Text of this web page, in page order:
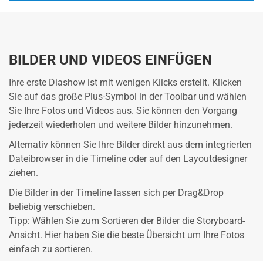
BILDER UND VIDEOS EINFÜGEN
Ihre erste Diashow ist mit wenigen Klicks erstellt. Klicken
Sie auf das große Plus-Symbol in der Toolbar und wählen
Sie Ihre Fotos und Videos aus. Sie können den Vorgang
jederzeit wiederholen und weitere Bilder hinzunehmen.
Alternativ können Sie Ihre Bilder direkt aus dem integrierten
Dateibrowser in die Timeline oder auf den Layoutdesigner
ziehen.
Die Bilder in der Timeline lassen sich per Drag&Drop
beliebig verschieben.
Tipp: Wählen Sie zum Sortieren der Bilder die Storyboard-
Ansicht. Hier haben Sie die beste Übersicht um Ihre Fotos
einfach zu sortieren.